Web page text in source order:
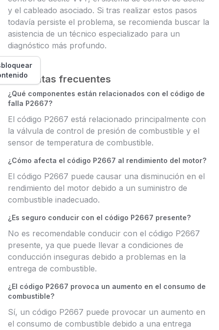
y el cableado asociado. Si tras realizar estos pasos
todavía persiste el problema, se recomienda buscar la
asistencia de un técnico especializado para un
diagnóstico más profundo.
Preguntas frecuentes
¿Qué componentes están relacionados con el código de
falla P2667?
El código P2667 está relacionado principalmente con
la válvula de control de presión de combustible y el
sensor de temperatura de combustible.
¿Cómo afecta el código P2667 al rendimiento del motor?
El código P2667 puede causar una disminución en el
rendimiento del motor debido a un suministro de
combustible inadecuado.
¿Es seguro conducir con el código P2667 presente?
No es recomendable conducir con el código P2667
presente, ya que puede llevar a condiciones de
conducción inseguras debido a problemas en la
entrega de combustible.
¿El código P2667 provoca un aumento en el consumo de
combustible?
Sí, un código P2667 puede provocar un aumento en
el consumo de combustible debido a una entrega